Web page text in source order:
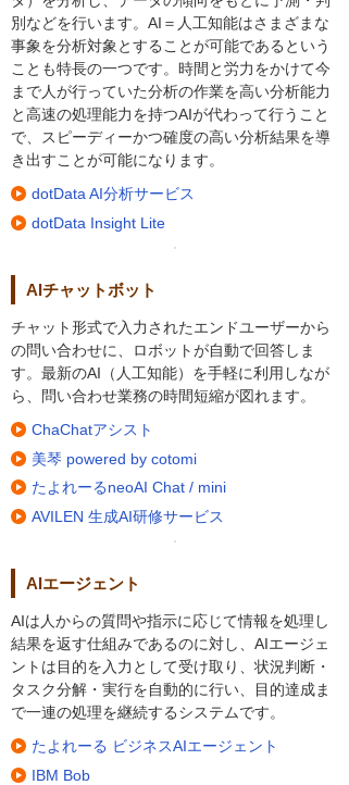
別などを行います。AI＝人工知能はさまざまな
事象を分析対象とすることが可能であるという
ことも特長の一つです。時間と労力をかけて今
まで人が行っていた分析の作業を高い分析能力
と高速の処理能力を持つAIが代わって行うこと
で、スピーディーかつ確度の高い分析結果を導
き出すことが可能になります。
dotData AI分析サービス
dotData Insight Lite
AIチャットボット
チャット形式で入力されたエンドユーザーから
の問い合わせに、ロボットが自動で回答しま
す。最新のAI（人工知能）を手軽に利用しなが
ら、問い合わせ業務の時間短縮が図れます。
ChaChatアシスト
美琴 powered by cotomi
たよれーるneoAI Chat / mini
AVILEN 生成AI研修サービス
AIエージェント
AIは人からの質問や指示に応じて情報を処理し
結果を返す仕組みであるのに対し、AIエージェ
ントは目的を入力として受け取り、状況判断・
タスク分解・実行を自動的に行い、目的達成ま
で一連の処理を継続するシステムです。
たよれーる ビジネスAIエージェント
IBM Bob